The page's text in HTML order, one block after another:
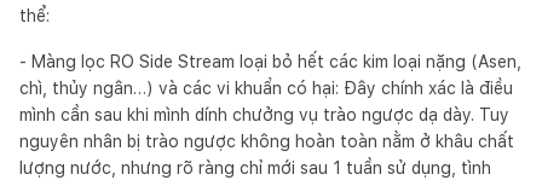
thể:
- Màng lọc RO Side Stream loại bỏ hết các kim loại nặng (Asen,
chì, thủy ngân…) và các vi khuẩn có hại: Đây chính xác là điều
mình cần sau khi mình dính chưởng vụ trào ngược dạ dày. Tuy
nguyên nhân bị trào ngược không hoàn toàn nằm ở khâu chất
lượng nước, nhưng rõ ràng chỉ mới sau 1 tuần sử dụng, tình